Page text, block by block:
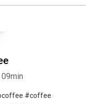
09min
#coffee